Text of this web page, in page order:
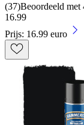
(37)Beoordeeld met
16.99
Prijs: 16.99 euro